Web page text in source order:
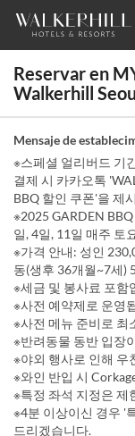
Reservar en
Walkerhill
Mensaje de
※스페셜 얼리버드 기
결제 시 카카오톡
BBQ 할인 쿠폰'을 제
※2025 GARDEN
일, 4일, 11일 매주 토
※가격 안내: 성인
동(생후 36개월~7세)
※세금 및 봉사료 포함
※사전 예약제로 운영
※사전 메뉴 준비로 최
※반려동물 동반 입장
※야외 행사로 인해 우
※와인 반입 시
※특정 좌석 지정은 제
※4분 이상이신 경우 '
드리겠습니다.